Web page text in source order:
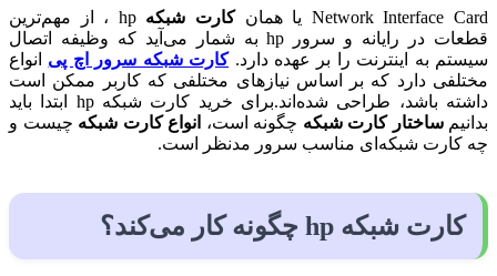
Network Interface Card یا همان کارت شبکه
hp ، از مهم‌ترین
قطعات در رایانه و سرور hp به شمار می‌آید که وظیفه اتصال
سیستم به اینترنت را بر عهده دارد.کارت شبکه سرور اچ پی انواع
مختلفی دارد که بر اساس نیازهای مختلفی که کاربر ممکن است
داشته باشد، طراحی شده‌اند.برای خرید کارت شبکه hp ابتدا باید
بدانیمساختار کارت شبکه چگونه است، انواع کارت شبکه چیست و
چه کارت شبکه‌ای مناسب سرور مدنظر است.
کارت شبکه hp چگونه کار می‌کند؟